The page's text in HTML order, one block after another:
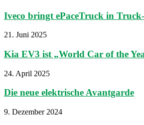
Iveco bringt ePaceTruck in
21. Juni 2025
Kia EV3 ist „World Car of the
24. April 2025
Die neue elektrische Avantgarde
9. Dezember 2024